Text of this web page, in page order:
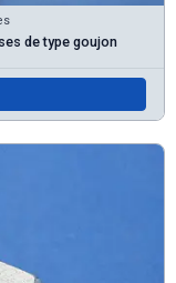
de type goujon